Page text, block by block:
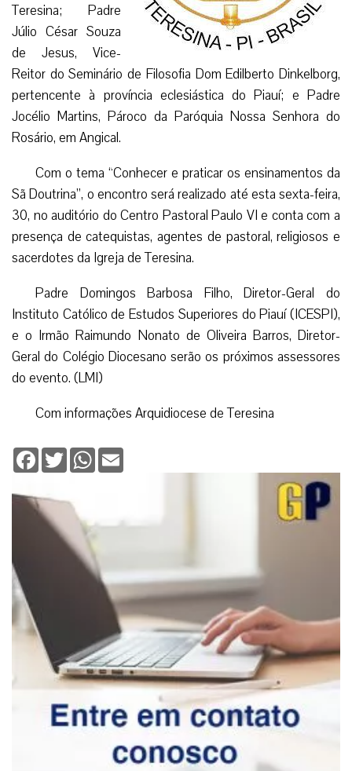
Teresina; Padre
Júlio César Souza
de Jesus, Vice-
Reitor do Seminário de Filosofia Dom Edilberto Dinkelborg,
pertencente à província eclesiástica do Piauí; e Padre
Jocélio Martins, Pároco da Paróquia Nossa Senhora do
Rosário, em Angical.
Com o tema “Conhecer e praticar os ensinamentos da
Sã Doutrina”, o encontro será realizado até esta sexta-feira,
30, no auditório do Centro Pastoral Paulo VI e conta com a
presença de catequistas, agentes de pastoral, religiosos e
sacerdotes da Igreja de Teresina.
Padre Domingos Barbosa Filho, Diretor-Geral do
Instituto Católico de Estudos Superiores do Piauí (ICESPI),
e o Irmão Raimundo Nonato de Oliveira Barros, Diretor-
Geral do Colégio Diocesano serão os próximos assessores
do evento. (LMI)
Com informações Arquidiocese de Teresina
Facebook
TwitterWhatsApp